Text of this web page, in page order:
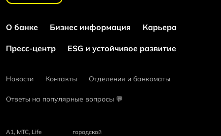
О банке Бизнес информация Карьера
Пресс-центр ESG и устойчивое развитие
Новости Контакты Отделения и банкоматы
Ответы на популярные вопросы 💬
А1, MTC, Life городской